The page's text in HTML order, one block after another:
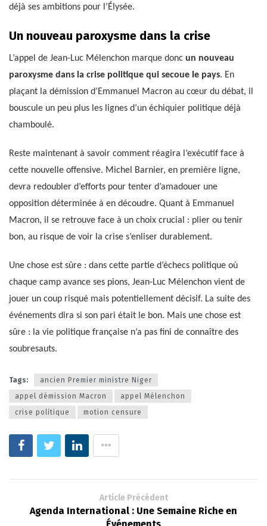
déjà ses ambitions pour l’Élysée.
Un nouveau paroxysme dans la crise
L’appel de Jean-Luc Mélenchon marque donc un nouveau
paroxysme dans la crise politique qui secoue le pays. En
plaçant la démission d’Emmanuel Macron au cœur du débat, il
bouscule un peu plus les lignes d’un échiquier politique déjà
chamboulé.
Reste maintenant à savoir comment réagira l’exécutif face à
cette nouvelle offensive. Michel Barnier, en première ligne,
devra redoubler d’efforts pour tenter d’amadouer une
opposition déterminée à en découdre. Quant à Emmanuel
Macron, il se retrouve face à un choix crucial : plier ou tenir
bon, au risque de voir la crise s’enliser durablement.
Une chose est sûre : dans cette partie d’échecs politique où
chaque camp avance ses pions, Jean-Luc Mélenchon vient de
jouer un coup risqué mais potentiellement décisif. La suite des
événements dira si son pari était le bon. Mais une chose est
sûre : la vie politique française n’a pas fini de connaître des
soubresauts.
Tags:
ancien Premier ministre Niger
appel démission Macron
appel Mélenchon
crise politique
motion censure
Article Précédent
Agenda International : Une Semaine Riche en
Événements